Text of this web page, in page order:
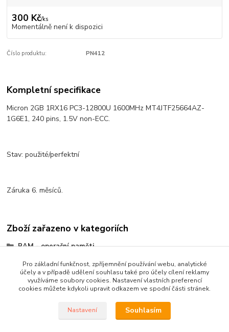
300 Kč/ks
Momentálně není k dispozici
Číslo produktu: PN412
Kompletní specifikace
Micron 2GB 1RX16 PC3-12800U 1600MHz MT4JTF25664AZ-
1G6E1, 240 pins, 1.5V non-ECC.
Stav: použité/perfektní
Záruka 6. měsíců.
Zboží zařazeno v kategoriích
RAM - operační paměti
Paměti do PC
DDR3
Pro základní funkčnost, zpříjemnění používání webu, analytické
účely a v případě udělení souhlasu také pro účely cílení reklamy
využíváme soubory cookies. Nastavení vlastních preferencí
cookies můžete kdykoli upravit odkazem ve spodní části stránek.
Nastavení Souhlasím